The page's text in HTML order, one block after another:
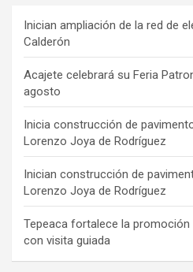
b
o
o
k
a
d
s
gr
a
m
o
k
Inician ampliación de la red de
Calderón
Acajete celebrará su Feria
agosto
Inicia construcción de
Lorenzo Joya de Rodríguez
Inician construcción de
Lorenzo Joya de Rodríguez
Tepeaca fortalece la
con visita guiada